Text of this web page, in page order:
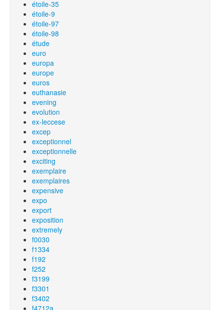
étoile-35
étoile-9
étoile-97
étoile-98
étude
euro
europa
europe
euros
euthanasie
evening
evolution
ex-leccese
excep
exceptionnel
exceptionnelle
exciting
exemplaire
exemplaires
expensive
expo
export
exposition
extremely
f0030
f1334
f192
f252
f3199
f3301
f3402
f4712a